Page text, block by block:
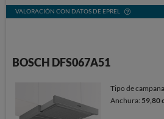
VALORACIÓN CON DATOS DE EPREL
BOSCH DFS067A51
Tipo de
Anchura: 59,80